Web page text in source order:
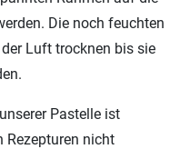
Die noch feuchten
Luft trocknen bis sie
Pastelle ist
Rezepturen nicht